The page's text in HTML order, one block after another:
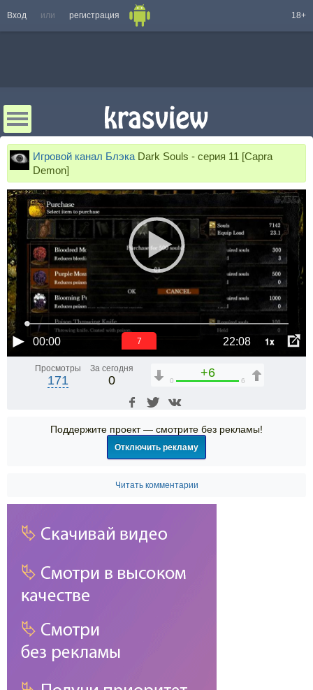
Вход или регистрация 18+
Игровой канал Блэка Dark Souls - серия 11 [Capra
Demon]
00:00 22:08 1x
6
Просмотры
171
За сегодня
0
+6
0 6
Поддержите проект — смотрите без рекламы!
Отключить рекламу
Читать комментарии